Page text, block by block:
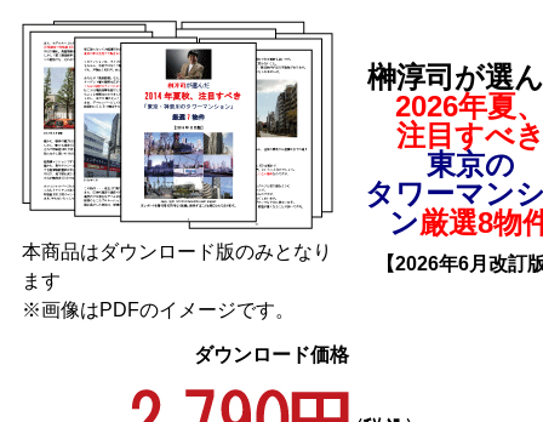
本商品はダウンロード版のみとなり
ます
※画像はPDFのイメージです。
榊淳司が選
2026年夏
注目すべ
東京の
タワーマン
ン厳選8物
【2026年6月改訂
ダウンロード価格